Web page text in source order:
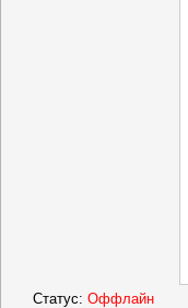
Статус: Оффлайн